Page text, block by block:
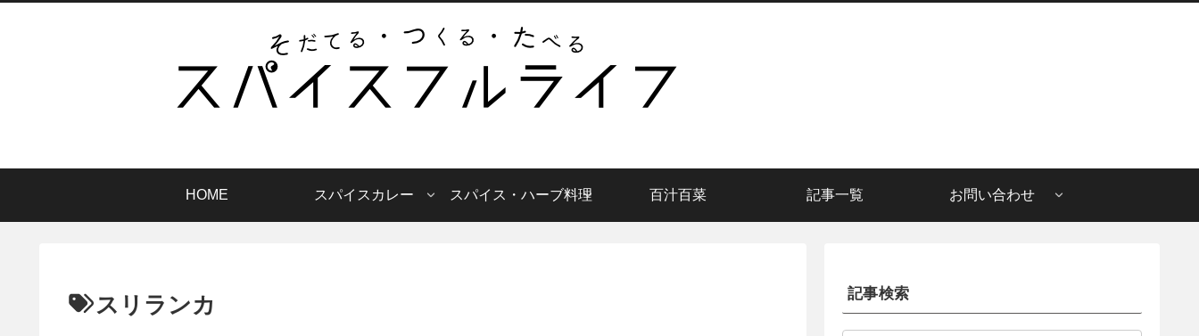
HOME スパイスカレー スパイス・ハーブ料理 百汁百菜 記事一覧 お問い合わせ
スリランカ 記事検索